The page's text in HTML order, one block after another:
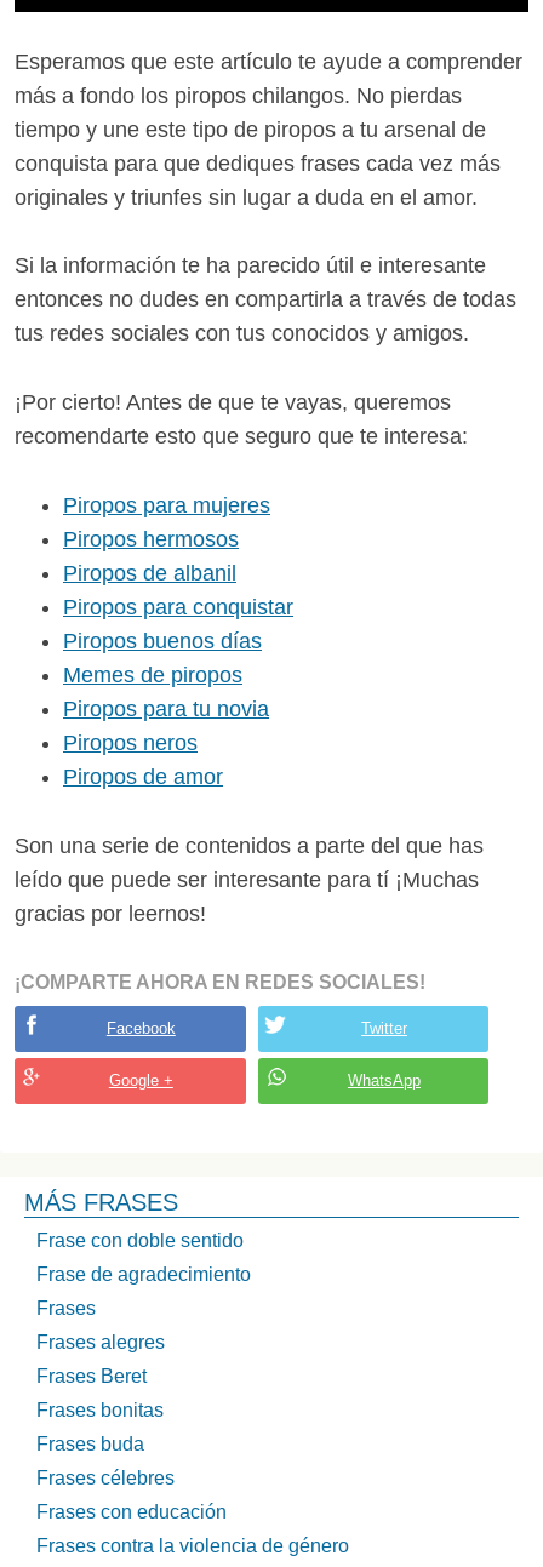
Esperamos que este artículo te ayude a comprender
más a fondo los piropos chilangos. No pierdas
tiempo y une este tipo de piropos a tu arsenal de
conquista para que dediques frases cada vez más
originales y triunfes sin lugar a duda en el amor.
Si la información te ha parecido útil e interesante
entonces no dudes en compartirla a través de todas
tus redes sociales con tus conocidos y amigos.
¡Por cierto! Antes de que te vayas, queremos
recomendarte esto que seguro que te interesa:
Piropos para mujeres
Piropos hermosos
Piropos de albanil
Piropos para conquistar
Piropos buenos días
Memes de piropos
Piropos para tu novia
Piropos neros
Piropos de amor
Son una serie de contenidos a parte del que has
leído que puede ser interesante para tí ¡Muchas
gracias por leernos!
¡COMPARTE AHORA EN REDES SOCIALES!
Facebook Twitter
Google + WhatsApp
MÁS FRASES
Frase con doble sentido
Frase de agradecimiento
Frases
Frases alegres
Frases Beret
Frases bonitas
Frases buda
Frases célebres
Frases con educación
Frases contra la violencia de género